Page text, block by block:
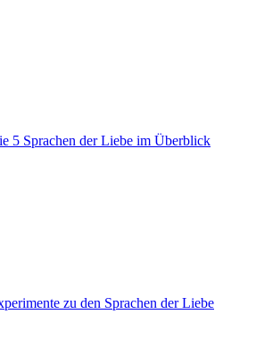
5 Sprachen der Liebe im Überblick
zu den Sprachen der Liebe